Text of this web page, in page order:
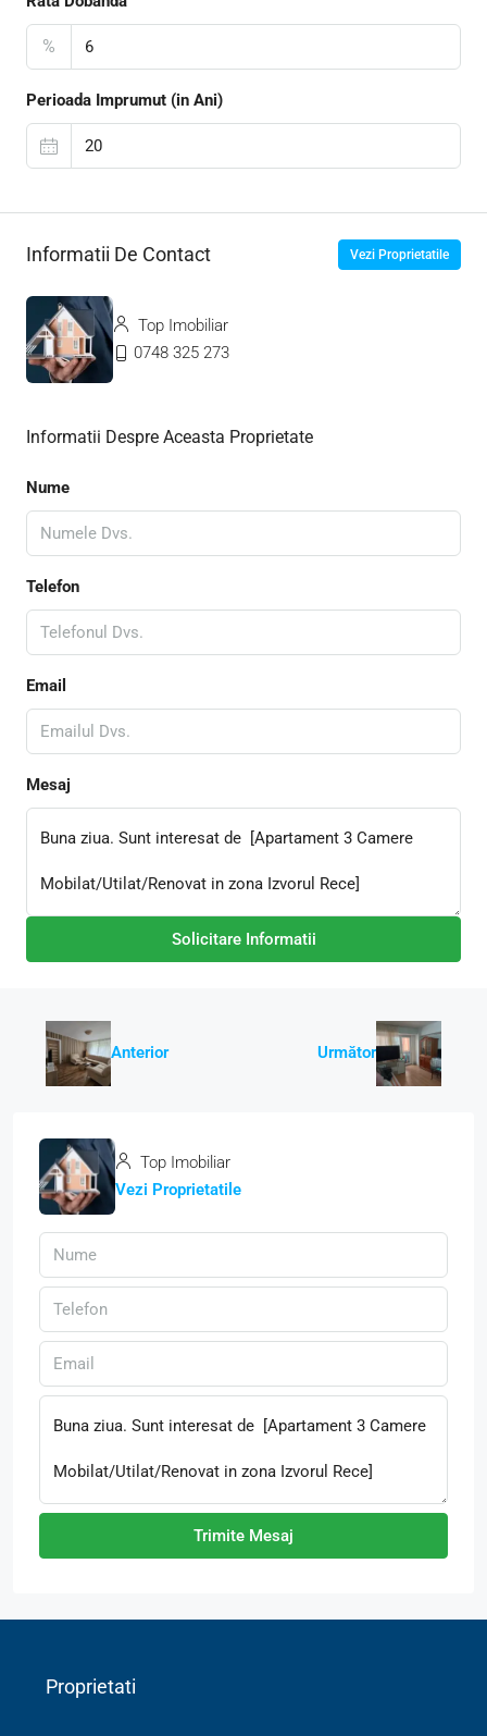
%
Perioada Imprumut (in Ani)
Informatii De Contact Vezi Proprietatile
Top Imobiliar
0748 325 273
Informatii Despre Aceasta Proprietate
Nume
Telefon
Email
Mesaj
Solicitare Informatii
Anterior Următor
Top Imobiliar
Vezi Proprietatile
Trimite Mesaj
Proprietati